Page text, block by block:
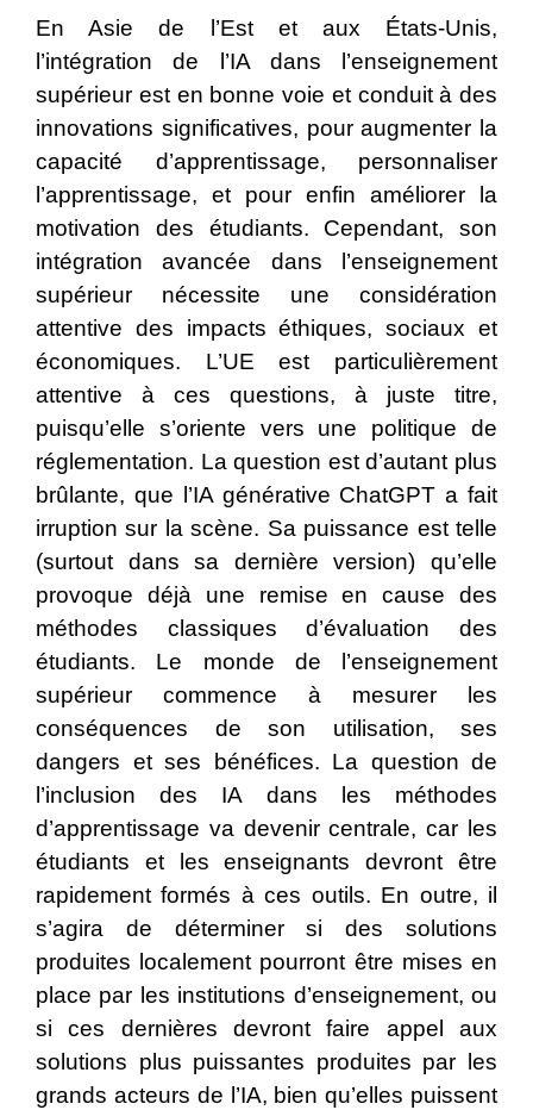
En Asie de l’Est et aux États-Unis,
l’intégration de l’IA dans l’enseignement
supérieur est en bonne voie et conduit à des
innovations significatives, pour augmenter la
capacité d’apprentissage, personnaliser
l’apprentissage, et pour enfin améliorer la
motivation des étudiants. Cependant, son
intégration avancée dans l’enseignement
supérieur nécessite une considération
attentive des impacts éthiques, sociaux et
économiques. L’UE est particulièrement
attentive à ces questions, à juste titre,
puisqu’elle s’oriente vers une politique de
réglementation. La question est d’autant plus
brûlante, que l’IA générative ChatGPT a fait
irruption sur la scène. Sa puissance est telle
(surtout dans sa dernière version) qu’elle
provoque déjà une remise en cause des
méthodes classiques d’évaluation des
étudiants. Le monde de l’enseignement
supérieur commence à mesurer les
conséquences de son utilisation, ses
dangers et ses bénéfices. La question de
l’inclusion des IA dans les méthodes
d’apprentissage va devenir centrale, car les
étudiants et les enseignants devront être
rapidement formés à ces outils. En outre, il
s’agira de déterminer si des solutions
produites localement pourront être mises en
place par les institutions d’enseignement, ou
si ces dernières devront faire appel aux
solutions plus puissantes produites par les
grands acteurs de l’IA, bien qu’elles puissent